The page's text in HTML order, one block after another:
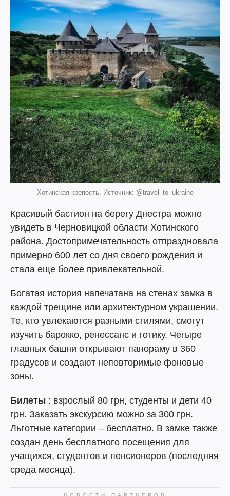
Хотинская крепость. Источник: @travel_to_ukraine
Красивый бастион на берегу Днестра можно
увидеть в Черновицкой области Хотинского
района. Достопримечательность отпраздновала
примерно 600 лет со дня своего рождения и
стала еще более привлекательной.
Богатая история напечатана на стенах замка в
каждой трещине или архитектурном украшении.
Те, кто увлекаются разными стилями, смогут
изучить барокко, ренессанс и готику. Четыре
главных башни открывают панораму в 360
градусов и создают неповторимые фоновые
зоны.
Билеты : взрослый 80 грн, студенты и дети 40
грн. Заказать экскурсию можно за 300 грн.
Льготные категории – бесплатно. В замке также
создан день бесплатного посещения для
учащихся, студентов и пенсионеров (последняя
среда месяца).